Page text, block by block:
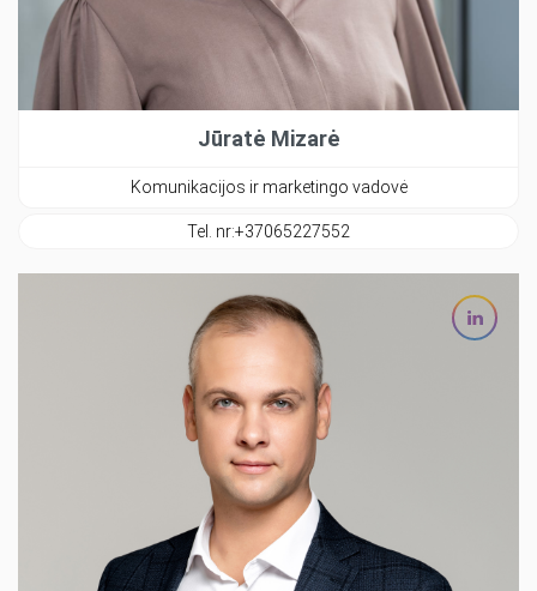
Jūratė Mizarė
Komunikacijos ir marketingo vadovė
Tel. nr:+37065227552